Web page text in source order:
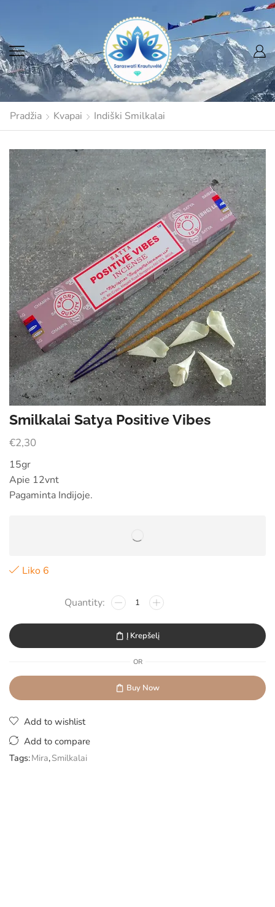
Pradžia Kvapai Indiški Smilkalai
Smilkalai Satya Positive Vibes
€2,30
15gr
Apie 12vnt
Pagaminta Indijoje.
Liko 6
Į Krepšelį
OR
Buy Now
Add to wishlist
Add to compare
Tags:Mira,Smilkalai